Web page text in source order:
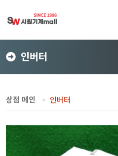
인버터
상점 메인 인버터